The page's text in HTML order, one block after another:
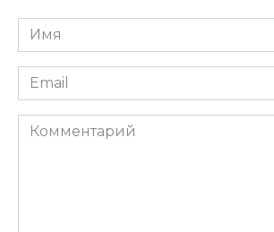
Имя
*
Email
*
Комментарий